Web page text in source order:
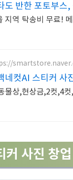
도 반한 포토부스,
지역 탁송비 무료!
네컷AI 스티커 사
물상,현상금,2컷,4
커 사진 창